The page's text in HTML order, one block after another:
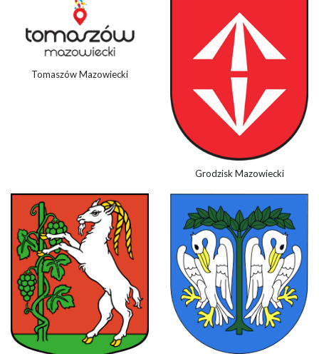
Tomaszów Mazowiecki
Grodzisk Mazowiecki